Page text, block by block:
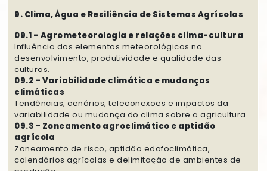
9. Clima, Água e Resiliência de Sistemas Agrícolas
09.1 – Agrometeorologia e relações clima-cultura
Influência dos elementos meteorológicos no
desenvolvimento, produtividade e qualidade das
culturas.
09.2 – Variabilidade climática e mudanças
climáticas
Tendências, cenários, teleconexões e impactos da
variabilidade ou mudança do clima sobre a agricultura.
09.3 – Zoneamento agroclimático e aptidão
agrícola
Zoneamento de risco, aptidão edafoclimática,
calendários agrícolas e delimitação de ambientes de